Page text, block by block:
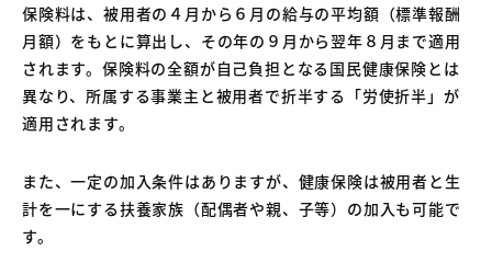
保険料は、被用者の４月から６月の給与の平均額（標準報酬
月額）をもとに算出し、その年の９月から翌年８月まで適用
されます。保険料の全額が自己負担となる国民健康保険とは
異なり、所属する事業主と被用者で折半する「労使折半」が
適用されます。
また、一定の加入条件はありますが、健康保険は被用者と生
計を一にする扶養家族（配偶者や親、子等）の加入も可能で
す。